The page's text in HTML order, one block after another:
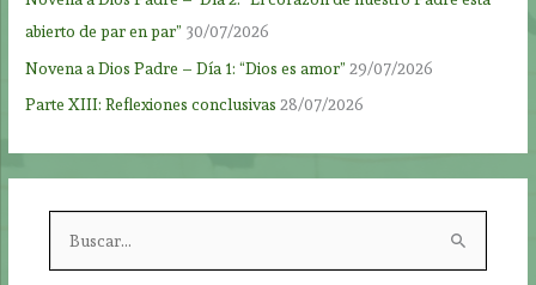
abierto de par en par” 30/07/2026
Novena a Dios Padre – Día 1: “Dios es amor” 29/07/2026
Parte XIII: Reflexiones conclusivas 28/07/2026